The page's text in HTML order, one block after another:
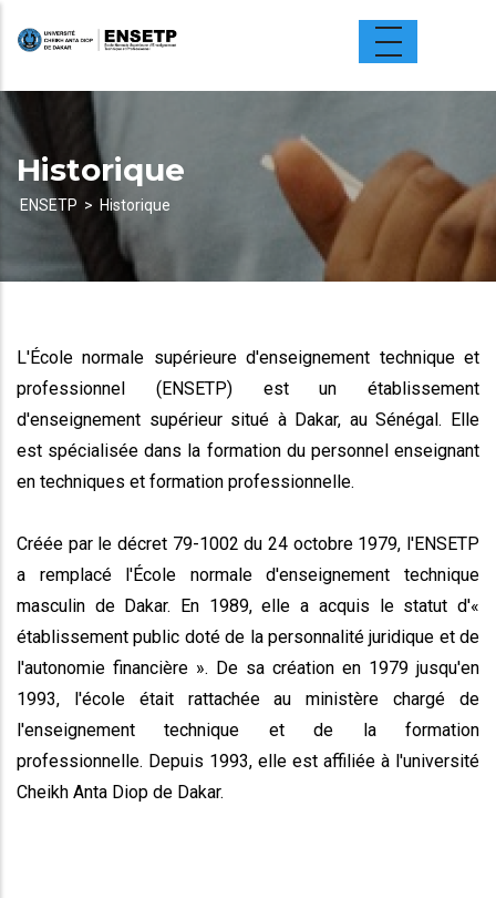
principal
Historique
d'Ariane
ENSETP Historique
L'École normale supérieure d'enseignement technique et
professionnel (ENSETP) est un établissement
d'enseignement supérieur situé à Dakar, au Sénégal. Elle
est spécialisée dans la formation du personnel enseignant
en techniques et formation professionnelle.
Créée par le décret 79-1002 du 24 octobre 1979, l'ENSETP
a remplacé l'École normale d'enseignement technique
masculin de Dakar. En 1989, elle a acquis le statut d'«
établissement public doté de la personnalité juridique et de
l'autonomie financière ». De sa création en 1979 jusqu'en
1993, l'école était rattachée au ministère chargé de
l'enseignement technique et de la formation
professionnelle. Depuis 1993, elle est affiliée à l'université
Cheikh Anta Diop de Dakar.